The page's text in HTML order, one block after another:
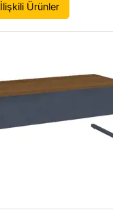
İlişkili Ürünler